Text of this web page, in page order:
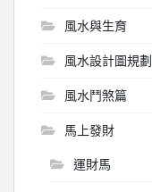
風水與生育
風水設計圖規劃
風水鬥煞篇
馬上發財
運財馬